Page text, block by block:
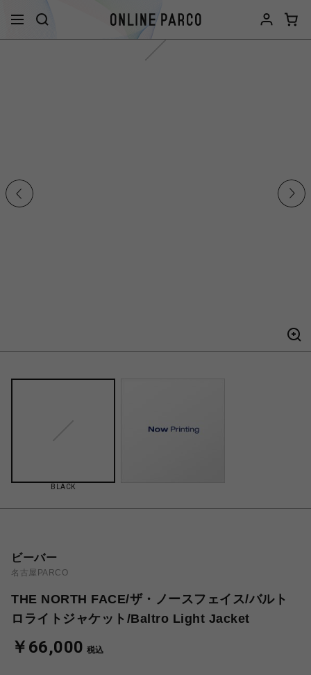
BLACK
ビーバー
名古屋PARCO
THE NORTH FACE/ザ・ノースフェイス/バルト
ロライトジャケット/Baltro Light Jacket
￥66,000 税込